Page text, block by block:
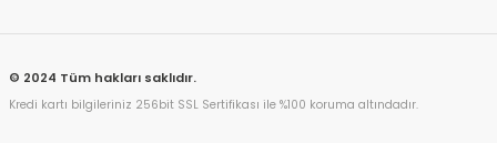
© 2024 Tüm hakları saklıdır.
Kredi kartı bilgileriniz 256bit SSL Sertifikası ile %100 koruma altındadır.